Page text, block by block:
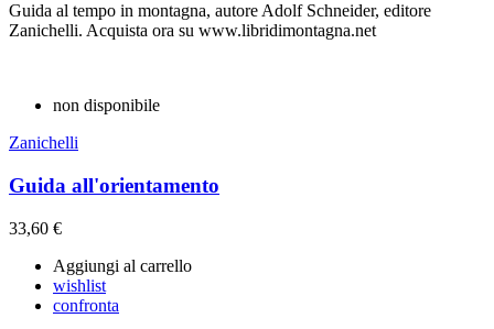
Guida al tempo in montagna, autore Adolf Schneider, editore
Zanichelli. Acquista ora su www.libridimontagna.net
non disponibile
Zanichelli
Guida all'orientamento
33,60 €
Aggiungi al carrello
wishlist
confronta